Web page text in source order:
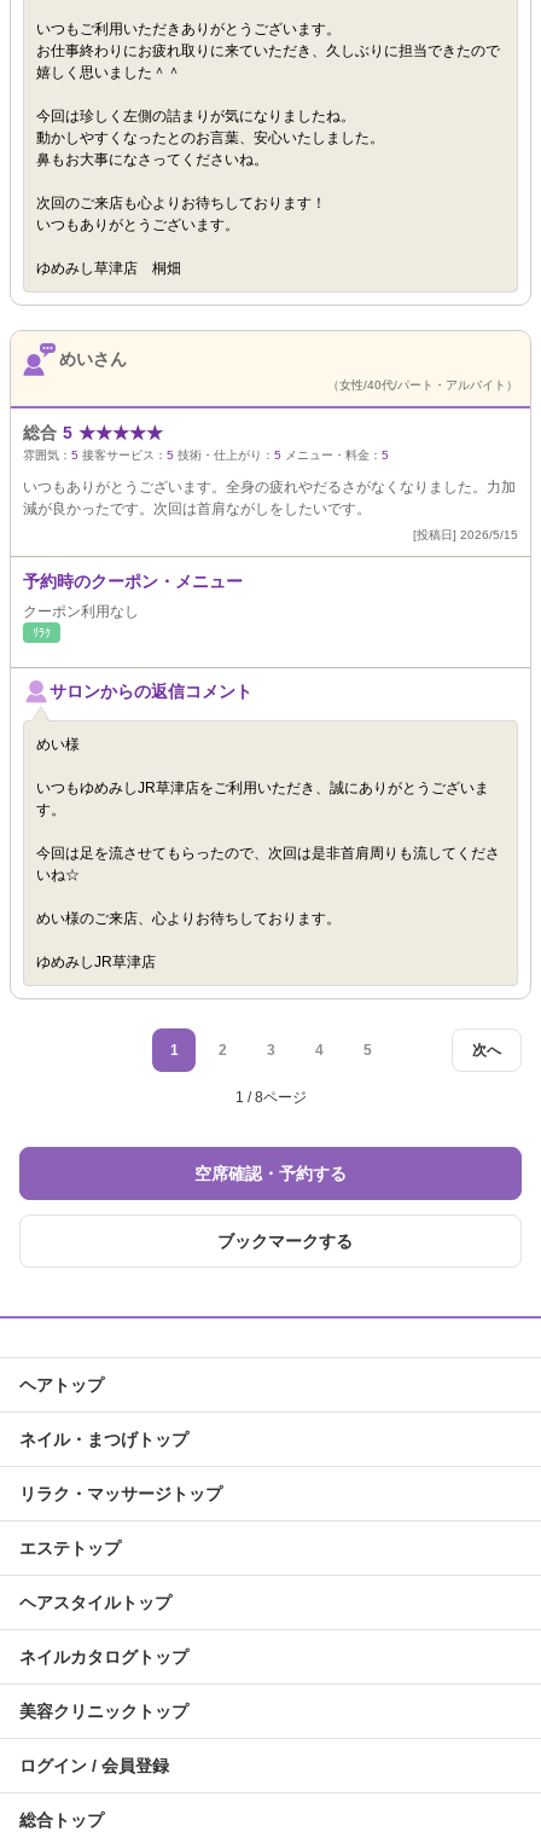
いつもご利用いただきありがとうございます。
お仕事終わりにお疲れ取りに来ていただき、久しぶりに担当できたので
嬉しく思いました＾＾
今回は珍しく左側の詰まりが気になりましたね。
動かしやすくなったとのお言葉、安心いたしました。
鼻もお大事になさってくださいね。
次回のご来店も心よりお待ちしております！
いつもありがとうございます。
ゆめみし草津店 桐畑
めいさん
（女性/40代/パート・アルバイト）
総合 5 ★★★★★
雰囲気： 5 接客サービス： 5 技術・仕上がり： 5 メニュー・料金： 5
いつもありがとうございます。全身の疲れやだるさがなくなりました。力加
減が良かったです。次回は首肩ながしをしたいです。
[投稿日] 2026/5/15
予約時のクーポン・メニュー
クーポン利用なし
ﾘﾗｸ
サロンからの返信コメント
めい様
いつもゆめみしJR草津店をご利用いただき、誠にありがとうございま
す。
今回は足を流させてもらったので、次回は是非首肩周りも流してくださ
いね☆
めい様のご来店、心よりお待ちしております。
ゆめみしJR草津店
次へ
1 2 3 4 5
1 / 8ページ
空席確認・予約する
ブックマークする
ヘアトップ
ネイル・まつげトップ
リラク・マッサージトップ
エステトップ
ヘアスタイルトップ
ネイルカタログトップ
美容クリニックトップ
ログイン / 会員登録
総合トップ